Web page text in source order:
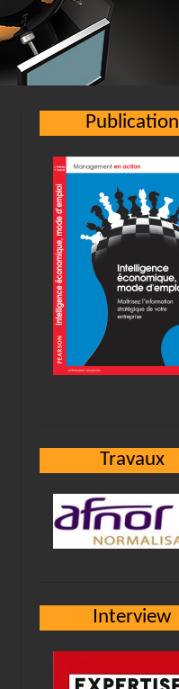
Publication
Travaux
Interview